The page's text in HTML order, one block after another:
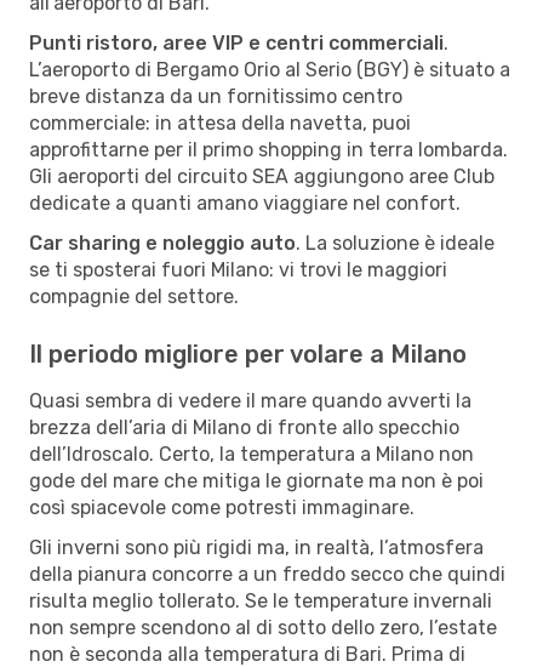
Punti ristoro, aree VIP e centri commerciali.
L’aeroporto di Bergamo Orio al Serio (BGY) è situato a
breve distanza da un fornitissimo centro
commerciale: in attesa della navetta, puoi
approfittarne per il primo shopping in terra lombarda.
Gli aeroporti del circuito SEA aggiungono aree Club
dedicate a quanti amano viaggiare nel confort.
Car sharing e noleggio auto. La soluzione è ideale
se ti sposterai fuori Milano: vi trovi le maggiori
compagnie del settore.
Il periodo migliore per volare a Milano
Quasi sembra di vedere il mare quando avverti la
brezza dell’aria di Milano di fronte allo specchio
dell’Idroscalo. Certo, la temperatura a Milano non
gode del mare che mitiga le giornate ma non è poi
così spiacevole come potresti immaginare.
Gli inverni sono più rigidi ma, in realtà, l’atmosfera
della pianura concorre a un freddo secco che quindi
risulta meglio tollerato. Se le temperature invernali
non sempre scendono al di sotto dello zero, l’estate
non è seconda alla temperatura di Bari. Prima di